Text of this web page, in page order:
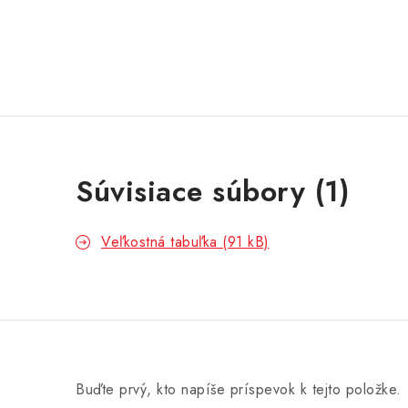
Súvisiace súbory (1)
Veľkostná tabuľka (91 kB)
Buďte prvý, kto napíše príspevok k tejto položke.